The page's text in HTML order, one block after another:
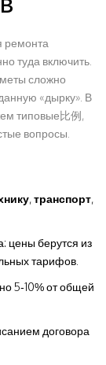
ремонта
туда включить.
сложно
«дырку». В
типовые比例,
вопросы.
,транспорт,
цены берутся из
тарифов.
5‑10% от общей
договора